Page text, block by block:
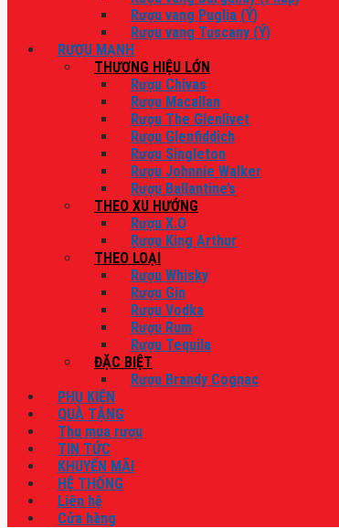
Rượu vang Puglia (Ý)
Rượu vang Tuscany (Ý)
RƯỢU MẠNH
THƯƠNG HIỆU LỚN
Rượu Chivas
Rượu Macallan
Rượu The Glenlivet
Rượu Glenfiddich
Rượu Singleton
Rượu Johnnie Walker
Rượu Ballantine’s
THEO XU HƯỚNG
Rượu X.O
Rượu King Arthur
THEO LOẠI
Rượu Whisky
Rượu Gin
Rượu Vodka
Rượu Rum
Rượu Tequila
ĐẶC BIỆT
Rượu Brandy Cognac
PHỤ KIỆN
QUÀ TẶNG
Thu mua rượu
TIN TỨC
KHUYẾN MÃI
HỆ THỐNG
Liên hệ
Cửa hàng